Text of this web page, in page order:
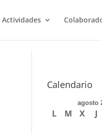
Actividades
Calendario
agosto
L M X J